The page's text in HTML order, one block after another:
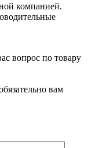
компанией.
вопрос по товару
вам